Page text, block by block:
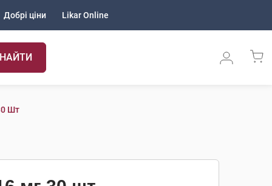
Добрі ціни Likar Online
Шт